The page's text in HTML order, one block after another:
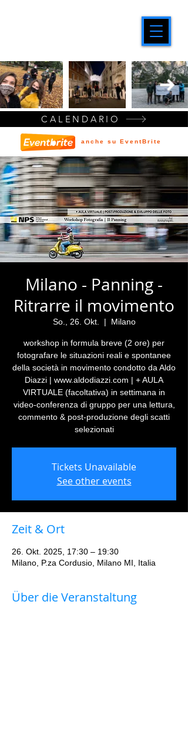
Milano - Panning -
Ritrarre il movimento
So., 26. Okt.
  |
Milano
workshop in formula breve (2 ore) per
fotografare le situazioni reali e spontanee
della società in movimento condotto da Aldo
Diazzi | www.aldodiazzi.com | + AULA
VIRTUALE (facoltativa) in settimana in
video-conferenza di gruppo per una lettura,
commento & post-produzione degli scatti
selezionati
Tickets Unavailable
See other events
Zeit & Ort
26. Okt. 2025, 17:30 – 19:30
Milano, P.za Cordusio, Milano MI, Italia
Über die Veranstaltung
CALENDARIO
anche su EventBrite